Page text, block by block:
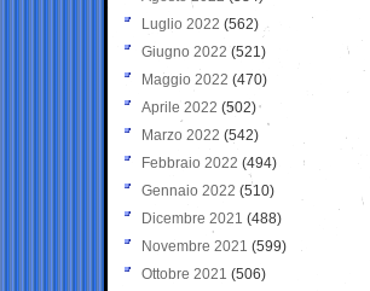
Luglio 2022 (562)
Giugno 2022 (521)
Maggio 2022 (470)
Aprile 2022 (502)
Marzo 2022 (542)
Febbraio 2022 (494)
Gennaio 2022 (510)
Dicembre 2021 (488)
Novembre 2021 (599)
Ottobre 2021 (506)